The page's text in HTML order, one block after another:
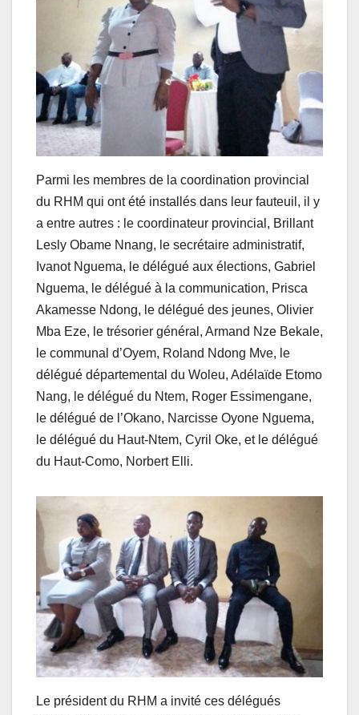
Parmi les membres de la coordination provincial
du RHM qui ont été installés dans leur fauteuil, il y
a entre autres : le coordinateur provincial, Brillant
Lesly Obame Nnang, le secrétaire administratif,
Ivanot Nguema, le délégué aux élections, Gabriel
Nguema, le délégué à la communication, Prisca
Akamesse Ndong, le délégué des jeunes, Olivier
Mba Eze, le trésorier général, Armand Nze Bekale,
le communal d’Oyem, Roland Ndong Mve, le
délégué départemental du Woleu, Adélaïde Etomo
Nang, le délégué du Ntem, Roger Essimengane,
le délégué de l’Okano, Narcisse Oyone Nguema,
le délégué du Haut-Ntem, Cyril Oke, et le délégué
du Haut-Como, Norbert Elli.
Le président du RHM a invité ces délégués